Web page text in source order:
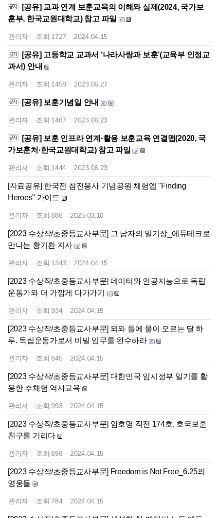
[공유] 교과 연계 보훈교육의 이해와 실제(2024, 국가보
훈부, 한국교원대학교) 참고 파일
관리자 조회 1727 2024.04.15
[공유] 고등학교 교과서 ‘나라사랑과 보훈’(교육부 인정교
과서) 안내
관리자 조회 1458 2023.06.27
[공유] 보훈기념일 안내
관리자 조회 1467 2023.06.23
[공유] 보훈 인프라 연계·활용 보훈교육 연결맵(2020, 국
가보훈처·한국교원대학교) 참고 파일
관리자 조회 1444 2023.06.23
[자료공유] 한국전 참전용사 기념공원 체험앱 "Finding
Heroes" 가이드
관리자 조회886 2025.03.10
[2023 수상작/초중등교사부문] 그 남자의 일기장_에듀테크로
만나는 황기환 지사
관리자 조회 1343 2024.04.15
[2023 수상작/초중등교사부문] 데이터와 인공지능으로 독립
운동가와 더 가깝게 다가가기
관리자 조회934 2024.04.15
[2023 수상작/초중등교사부문] 뫼와 들에 물이 오르는 달 하
루. 독립운동가로서 비밀 임무를 완수하라
관리자 조회845 2024.04.15
[2023 수상작/초중등교사부문] 대한민국 임시정부 일기를 활
용한 추체험 역사교육
관리자 조회993 2024.04.15
[2023 수상작/초중등교사부문] 암호명 작전 174호, 호국보훈
친구를 기리다
관리자 조회898 2024.04.15
[2023 수상작/초중등교사부문] Freedom is Not Free_6.25의
영웅들
관리자 조회784 2024.04.15